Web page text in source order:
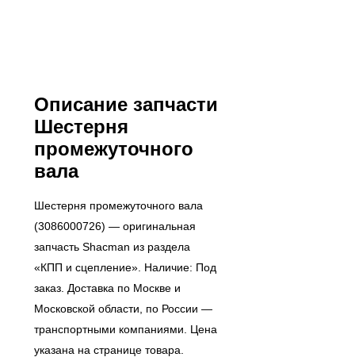
Описание запчасти
Шестерня
промежуточного
вала
Шестерня промежуточного вала
(3086000726) — оригинальная
запчасть Shacman из раздела
«КПП и сцепление». Наличие: Под
заказ. Доставка по Москве и
Московской области, по России —
транспортными компаниями. Цена
указана на странице товара.